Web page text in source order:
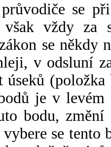
se
vždy za
se někdy
v odsluní
úseků
je v
bodu,
se tento